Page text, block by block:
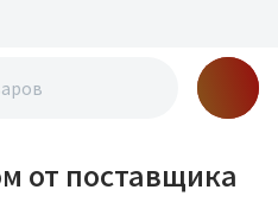
от поставщика